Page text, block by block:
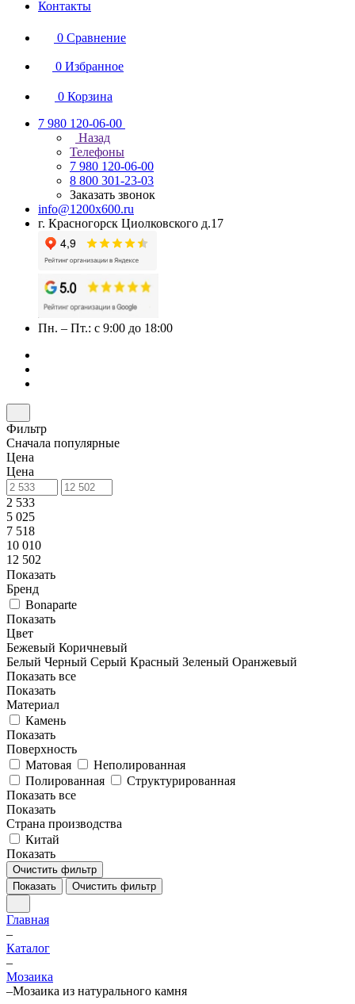
Контакты
0 Сравнение
0 Избранное
0 Корзина
7 980 120-06-00
Назад
Телефоны
7 980 120-06-00
8 800 301-23-03
Заказать звонок
info@1200x600.ru
г. Красногорск Циолковского д.17
Пн. – Пт.: с 9:00 до 18:00
Фильтр
Сначала популярные
Цена
Цена
2 533
5 025
7 518
10 010
12 502
Показать
Бренд
Bonaparte
Показать
Цвет
Бежевый Коричневый
Белый Черный Серый Красный Зеленый Оранжевый
Показать все
Показать
Материал
Камень
Показать
Поверхность
Матовая
Неполированная
Полированная
Структурированная
Показать все
Показать
Страна производства
Китай
Показать
Очистить фильтр
Показать
Очистить фильтр
Главная
–
Каталог
–
Мозаика
–Мозаика из натурального камня